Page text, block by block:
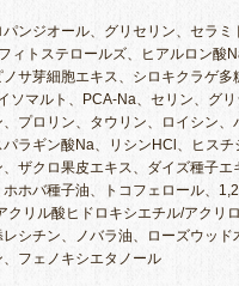
ンジオール、グリセリン、セラ
ィトステロールズ、ヒアルロン酸
ノサ芽細胞エキス、シロキクラゲ
ソマルト、PCA-Na、セリン、グ
、プロリン、タウリン、ロイシン
パラギン酸Na、リシンHCl、ヒス
、ザクロ果皮エキス、ダイズ種子
ホホバ種子油、トコフェロール、
クリル酸ヒドロキシエチル/アクリ
レシチン、ノバラ油、ローズウッ
、フェノキシエタノール